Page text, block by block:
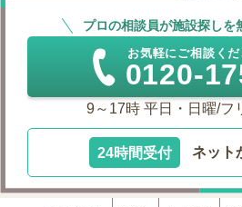
プロの相談員が施設探しを
お気軽にご相談くだ
0120-
9～17時 平日・日曜/フ
24時間受付 ネット